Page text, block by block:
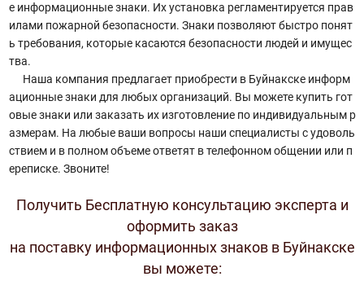
е информационные знаки. Их установка регламентируется прав
илами пожарной безопасности. Знаки позволяют быстро понят
ь требования, которые касаются безопасности людей и имущес
тва.
Наша компания предлагает приобрести в Буйнакске информ
ационные знаки для любых организаций. Вы можете купить гот
овые знаки или заказать их изготовление по индивидуальным р
азмерам. На любые ваши вопросы наши специалисты с удоволь
ствием и в полном объеме ответят в телефонном общении или п
ереписке. Звоните!
Получить Бесплатную консультацию эксперта и
оформить заказ
на поставку информационных знаков в Буйнакске
вы можете: